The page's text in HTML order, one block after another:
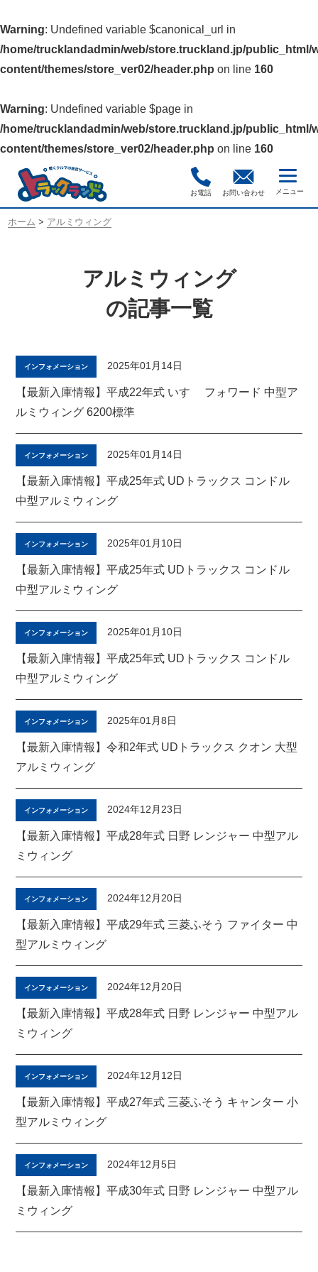
Warning: Undefined variable $canonical_url in
/home/trucklandadmin/web/store.truckland.jp/public_html/
content/themes/store_ver02/header.php on line 160
Warning: Undefined variable $page in
/home/trucklandadmin/web/store.truckland.jp/public_html/
content/themes/store_ver02/header.php on line 160
お電話 お問い合わせ
ホーム > アルミウィング
アルミウィング
の記事一覧
インフォメーション 2025年01月14日
【最新入庫情報】平成22年式 いすゞ フォワード 中型ア
ルミウィング 6200標準
インフォメーション 2025年01月14日
【最新入庫情報】平成25年式 UDトラックス コンドル
中型アルミウィング
インフォメーション 2025年01月10日
【最新入庫情報】平成25年式 UDトラックス コンドル
中型アルミウィング
インフォメーション 2025年01月10日
【最新入庫情報】平成25年式 UDトラックス コンドル
中型アルミウィング
インフォメーション 2025年01月8日
【最新入庫情報】令和2年式 UDトラックス クオン 大型
アルミウィング
インフォメーション 2024年12月23日
【最新入庫情報】平成28年式 日野 レンジャー 中型アル
ミウィング
インフォメーション 2024年12月20日
【最新入庫情報】平成29年式 三菱ふそう ファイター 中
型アルミウィング
インフォメーション 2024年12月20日
【最新入庫情報】平成28年式 日野 レンジャー 中型アル
ミウィング
インフォメーション 2024年12月12日
【最新入庫情報】平成27年式 三菱ふそう キャンター 小
型アルミウィング
インフォメーション 2024年12月5日
【最新入庫情報】平成30年式 日野 レンジャー 中型アル
ミウィング